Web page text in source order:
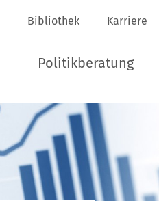
Bibliothek Karriere
Politikberatung